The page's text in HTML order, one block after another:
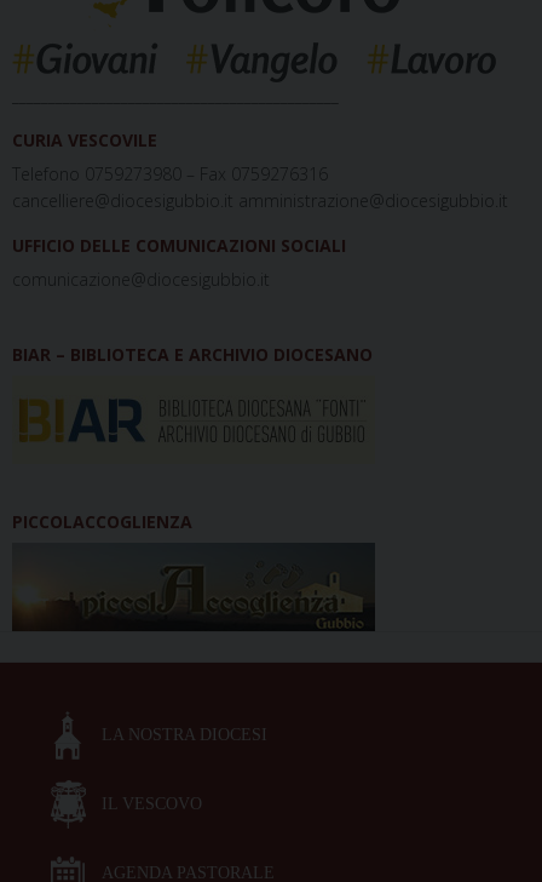
CURIA VESCOVILE
Telefono 0759273980 – Fax 0759276316
cancelliere@diocesigubbio.it amministrazione@diocesigubbio.it
UFFICIO DELLE COMUNICAZIONI SOCIALI
comunicazione@diocesigubbio.it
BIAR – BIBLIOTECA E ARCHIVIO DIOCESANO
PICCOLACCOGLIENZA
LA NOSTRA DIOCESI
IL VESCOVO
AGENDA PASTORALE